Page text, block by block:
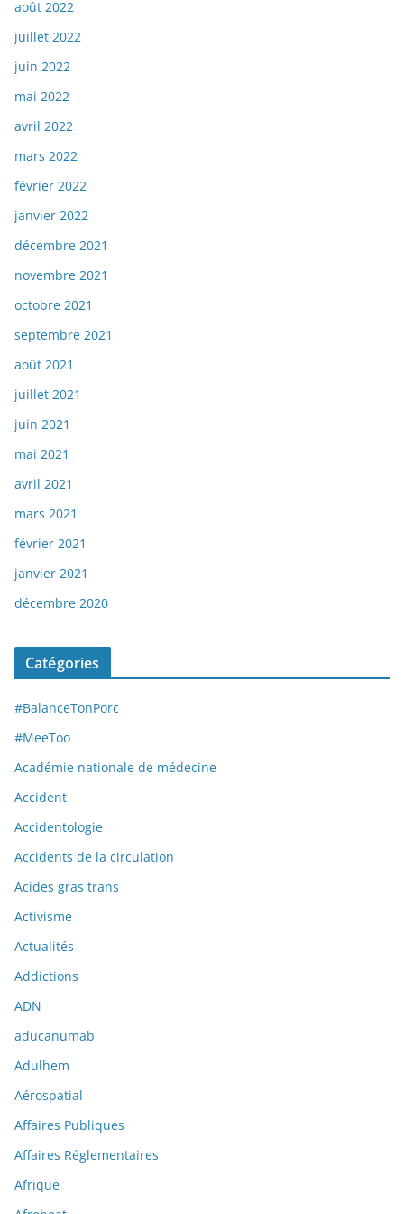
août 2022
juillet 2022
juin 2022
mai 2022
avril 2022
mars 2022
février 2022
janvier 2022
décembre 2021
novembre 2021
octobre 2021
septembre 2021
août 2021
juillet 2021
juin 2021
mai 2021
avril 2021
mars 2021
février 2021
janvier 2021
décembre 2020
Catégories
#BalanceTonPorc
#MeeToo
Académie nationale de médecine
Accident
Accidentologie
Accidents de la circulation
Acides gras trans
Activisme
Actualités
Addictions
ADN
aducanumab
Adulhem
Aérospatial
Affaires Publiques
Affaires Réglementaires
Afrique